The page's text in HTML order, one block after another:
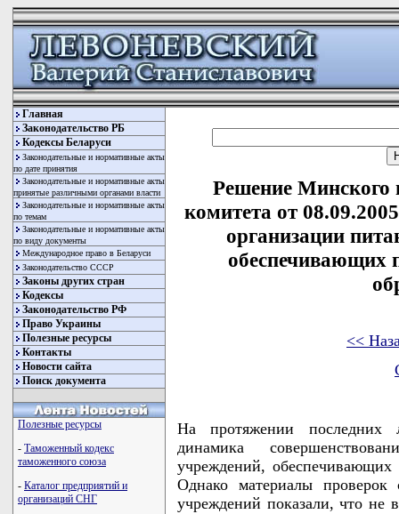
Главная
Законодательство РБ
Кодексы Беларуси
Законодательные и нормативные акты
по дате принятия
Законодательные и нормативные акты
принятые различными органами власти
Законодательные и нормативные акты
по темам
Законодательные и нормативные акты
по виду документы
Международное право в Беларуси
Законодательство СССР
Законы других стран
Кодексы
Законодательство РФ
Право Украины
Полезные ресурсы
Контакты
Новости сайта
Поиск документа
Полезные ресурсы
- Таможенный кодекс
таможенного союза
- Каталог предприятий и
организаций СНГ
Решение Минского
комитета от
организации
обеспечивающих
<<
На протяжении последних
динамика
учреждений, обеспечивающих
Однако материалы проверок
учреждений показали, что не